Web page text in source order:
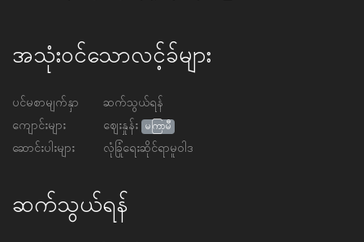
အသုံးဝင်သောလင့်ခ်များ
ပင်မစာမျက်နှာ
ကျောင်းများ
ဆောင်းပါးများ
ဆက်သွယ်ရန်
ဈေးနှုန်း မကြာမီ
လုံခြုံရေးဆိုင်ရာမူဝါဒ
ဆက်သွယ်ရန်